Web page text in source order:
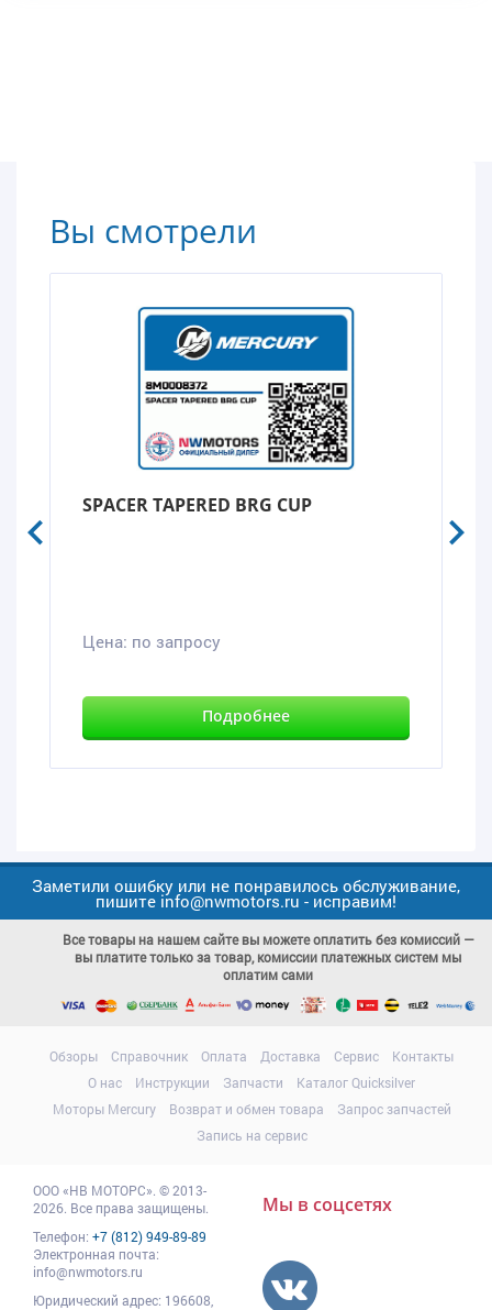
Вы смотрели
SPACER TAPERED BRG CUP
Цена: по запросу
Подробнее
Заметили ошибку или не понравилось обслуживание,
пишите info@nwmotors.ru - исправим!
Все товары на нашем сайте вы можете оплатить без комиссий —
вы платите только за товар, комиссии платежных систем мы
оплатим сами
Обзоры Справочник Оплата Доставка Сервис
Контакты
О нас
Инструкции Запчасти
Каталог Quicksilver
Моторы Mercury
Возврат и обмен товара
Запрос запчастей
Запись на сервис
ООО«НВ МОТОРС» © 2013-
2026. Все права защищены.
Телефон: +7 (812) 949-89-89
Электронная почта:
info@nwmotors.ru
Юридический адрес: 196608
Мы в соцсетях